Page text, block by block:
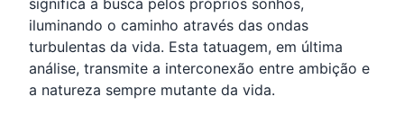
significa a busca pelos próprios sonhos,
iluminando o caminho através das ondas
turbulentas da vida. Esta tatuagem, em última
análise, transmite a interconexão entre ambição e
a natureza sempre mutante da vida.